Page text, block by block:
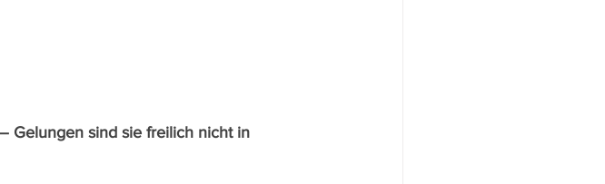
Gelungen sind sie freilich nicht in